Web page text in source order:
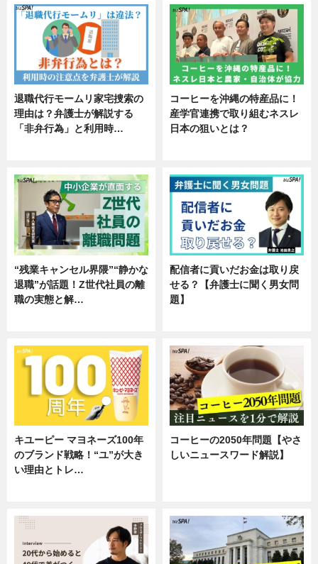
退職代行モームリ家宅捜索の
理由は？弁護士が解説する
「非弁行為」と利用時…
コーヒーを沖縄の特産品に！
産学官連携で取り組むネスレ
日本の狙いとは？
“残業キャンセル界隈”“静かな
退職”が話題！Z世代社員の離
職の実態と解…
配信者に貢いだお金は取り戻
せる？【弁護士に聞く男女問
題】
キユーピー マヨネーズ100年
のブランド戦略！“ユ”が大き
い理由とトレ…
コーヒーの2050年問題【やさ
しいニュースワード解説】